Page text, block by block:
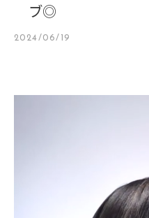
ブ◎
2024/06/19